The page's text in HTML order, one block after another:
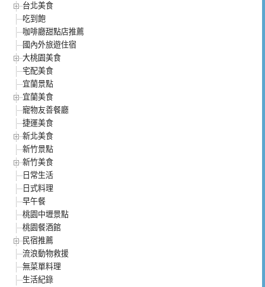
台北美食
吃到飽
咖啡廳甜點店推薦
國內外旅遊住宿
大桃園美食
宅配美食
宜蘭景點
宜蘭美食
寵物友善餐廳
捷運美食
新北美食
新竹景點
新竹美食
日常生活
日式料理
早午餐
桃園中壢景點
桃園餐酒館
民宿推薦
流浪動物救援
無菜單料理
生活紀錄